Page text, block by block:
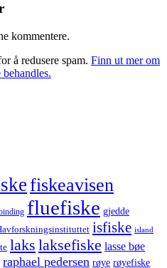
kommentere.
å redusere spam. Finn ut mer om
fiskeavisen
fluefiske gjedde
isfiske island
laks laksefiske lasse bøe
raphael pedersen røye røyefiske